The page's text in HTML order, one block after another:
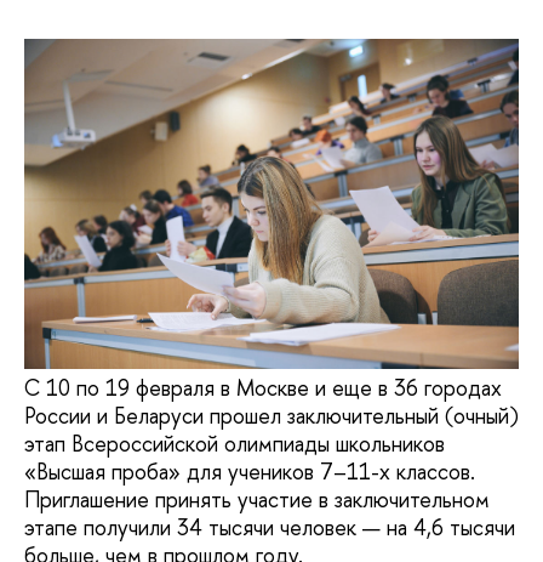
С 10 по 19 февраля в Москве и еще в 36 городах
России и Беларуси прошел заключительный (очный)
этап Всероссийской олимпиады школьников
«Высшая проба» для учеников 7–11-х классов.
Приглашение принять участие в заключительном
этапе получили 34 тысячи человек — на 4,6 тысячи
больше, чем в прошлом году.